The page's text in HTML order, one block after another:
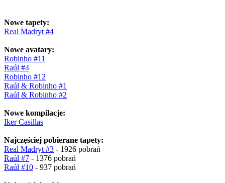
Nowe tapety:
Real Madryt #4
Nowe avatary:
Robinho #11
Raúl #4
Robinho #12
Raúl & Robinho #1
Raúl & Robinho #2
Nowe kompilacje:
Iker Casillas
Najczęściej pobierane tapety:
Real Madryt #3 - 1926 pobrań
Raúl #7 - 1376 pobrań
Raúl #10 - 937 pobrań